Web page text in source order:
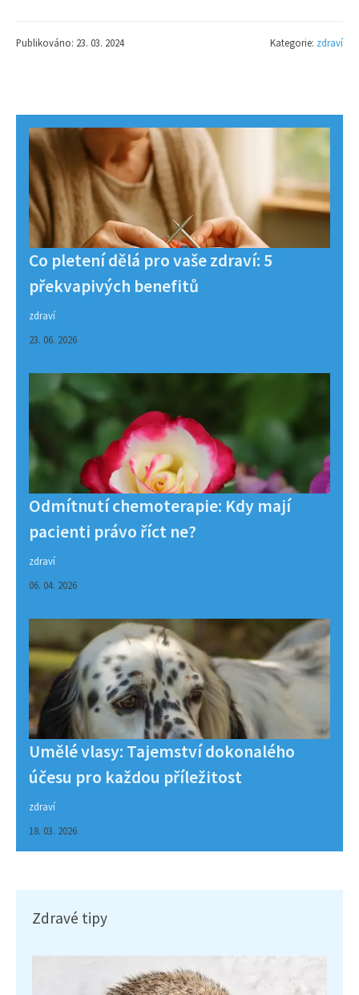
Publikováno: 23. 03. 2024 Kategorie: zdraví
Co pletení dělá pro vaše zdraví: 5
překvapivých benefitů
zdraví
23. 06. 2026
Odmítnutí chemoterapie: Kdy mají
pacienti právo říct ne?
zdraví
06. 04. 2026
Umělé vlasy: Tajemství dokonalého
účesu pro každou příležitost
zdraví
18. 03. 2026
Zdravé tipy